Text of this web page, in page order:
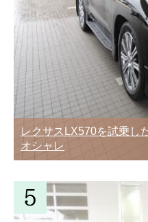
レクサスLX570を試乗し
オシャレ